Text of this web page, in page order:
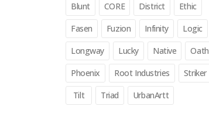
Blunt CORE District
Ethic
Fasen
Fuzion Infinity
Logic
Longway
Lucky Native
Oath
Phoenix
Root Industries
Striker
Tilt
Triad UrbanArtt